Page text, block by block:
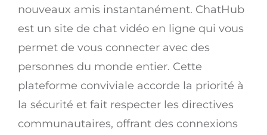
nouveaux amis instantanément. ChatHub
est un site de chat vidéo en ligne qui vous
permet de vous connecter avec des
personnes du monde entier. Cette
plateforme conviviale accorde la priorité à
la sécurité et fait respecter les directives
communautaires, offrant des connexions